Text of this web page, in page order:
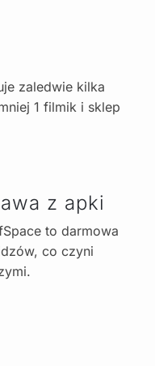
zaledwie kilka
1 filmik i sklep
z apki
to darmowa
co czyni